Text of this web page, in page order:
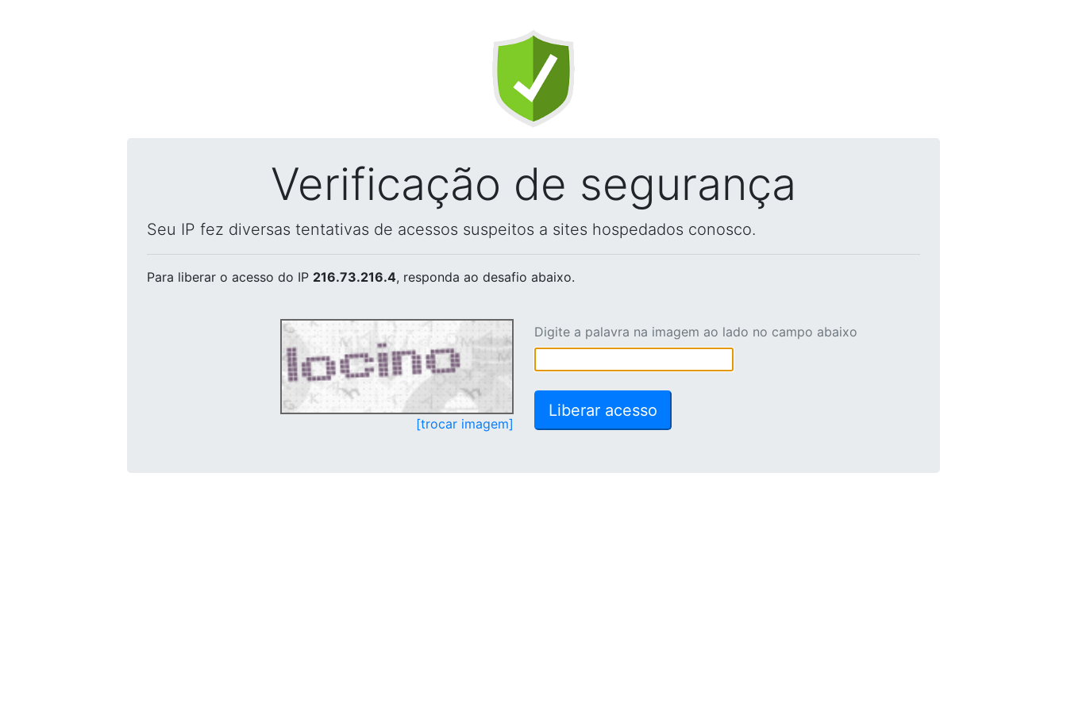
Verificação de segurança
Seu IP fez diversas tentativas de acessos suspeitos a sites hospedados conosco.
Para liberar o acesso do IP 216.73.216.4, responda ao desafio abaixo.
[trocar imagem]
Digite a palavra na imagem ao lado no campo abaixo